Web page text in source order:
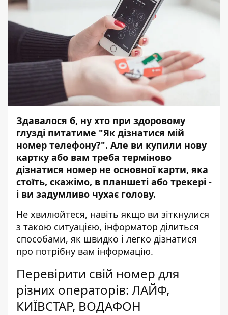
Здавалося б, ну хто при здоровому
глузді питатиме "Як дізнатися мій
номер телефону?". Але ви купили нову
картку або вам треба терміново
дізнатися номер не основної карти, яка
стоїть, скажімо, в планшеті або трекері -
і ви задумливо чухає голову.
Не хвилюйтеся, навіть якщо ви зіткнулися
з такою ситуацією, інформатор ділиться
способами, як швидко і легко дізнатися
про потрібну вам інформацію.
Перевірити свій номер для
різних операторів: ЛАЙФ,
КИЇВСТАР, ВОДАФОН